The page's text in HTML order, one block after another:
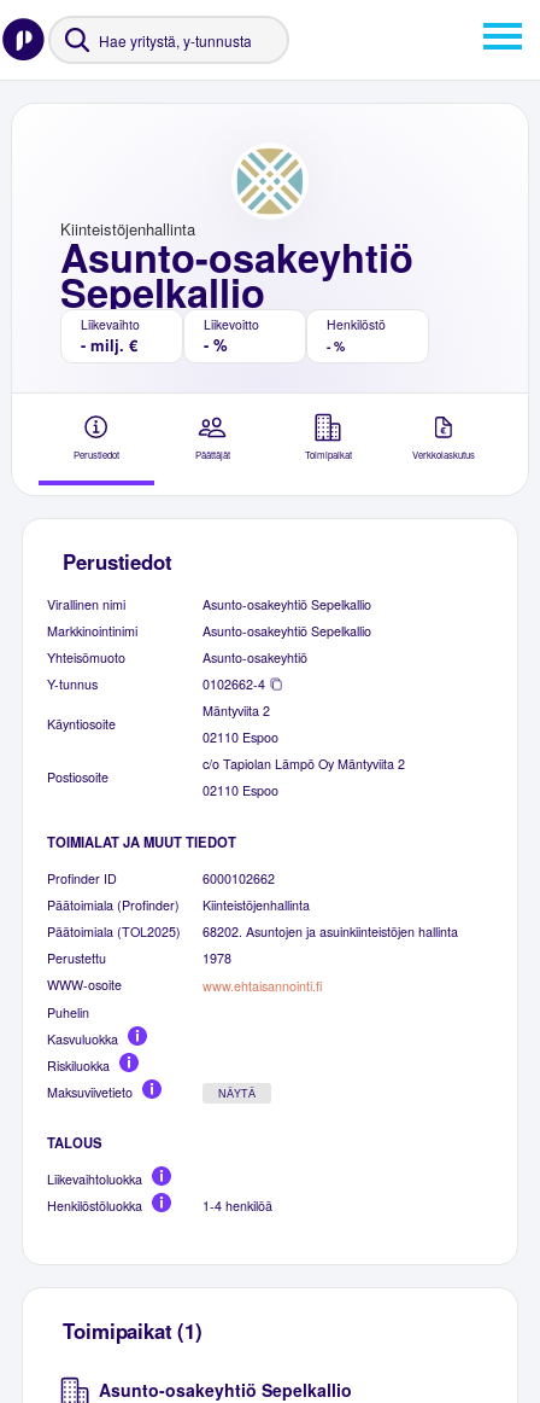
Asunto-osakeyhtiö
Sepelkallio
Kiinteistöjenhallinta
Liikevaihto
- milj. €
Liikevoitto
- %
Henkilöstö
- %
Perustiedot Päättäjät Toimipaikat Verkkolaskutus
Perustiedot
Virallinen nimi
Asunto-osakeyhtiö Sepelkallio
Markkinointinimi
Asunto-osakeyhtiö Sepelkallio
Yhteisömuoto
Asunto-osakeyhtiö
Y-tunnus
0102662-4
Käyntiosoite
Mäntyviita 2
02110 Espoo
Postiosoite
c/o Tapiolan Lämpö Oy Mäntyviita 2
02110 Espoo
TOIMIALAT JA MUUT TIEDOT
Profinder ID
6000102662
Päätoimiala (Profinder)
Kiinteistöjenhallinta
Päätoimiala (TOL2025)
68202. Asuntojen ja asuinkiinteistöjen hallinta
Perustettu
1978
WWW-osoite
www.ehtaisannointi.fi
Puhelin
Kasvuluokka
Riskiluokka
Maksuviivetieto
NÄYTÄ
TALOUS
Liikevaihtoluokka
Henkilöstöluokka
1-4 henkilöä
Toimipaikat (1)
Asunto-osakeyhtiö Sepelkallio